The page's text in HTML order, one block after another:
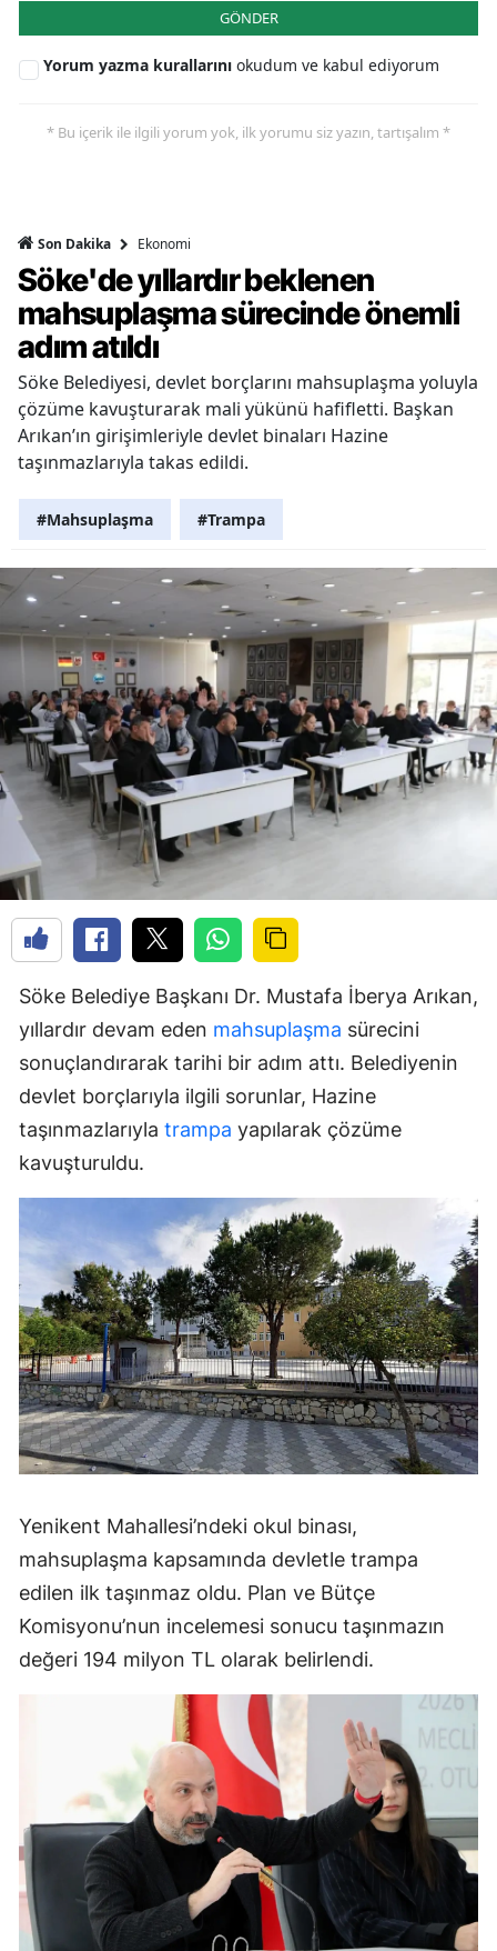
GÖNDER
Yorum yazma kurallarını okudum ve kabul ediyorum
* Bu içerik ile ilgili yorum yok, ilk yorumu siz yazın, tartışalım *
Son Dakika Ekonomi
Söke'de yıllardır beklenen
mahsuplaşma sürecinde önemli
adım atıldı
Söke Belediyesi, devlet borçlarını mahsuplaşma yoluyla
çözüme kavuşturarak mali yükünü hafifletti. Başkan
Arıkan’ın girişimleriyle devlet binaları Hazine
taşınmazlarıyla takas edildi.
#Mahsuplaşma #Trampa
Söke Belediye Başkanı Dr. Mustafa İberya Arıkan,
yıllardır devam eden mahsuplaşma sürecini
sonuçlandırarak tarihi bir adım attı. Belediyenin
devlet borçlarıyla ilgili sorunlar, Hazine
taşınmazlarıyla trampa yapılarak çözüme
kavuşturuldu.
Yenikent Mahallesi’ndeki okul binası,
mahsuplaşma kapsamında devletle trampa
edilen ilk taşınmaz oldu. Plan ve Bütçe
Komisyonu’nun incelemesi sonucu taşınmazın
değeri 194 milyon TL olarak belirlendi.